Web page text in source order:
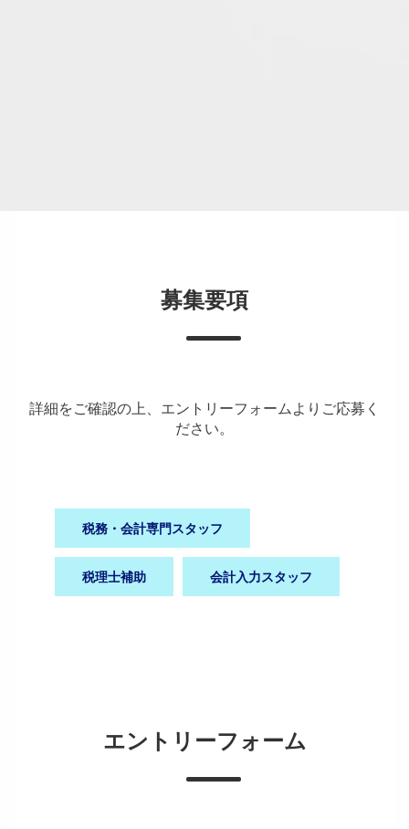
募集要項
詳細をご確認の上、エントリーフォームよりご応募く
ださい。
税務・会計専門スタッフ
税理士補助 会計入力スタッフ
エントリーフォーム